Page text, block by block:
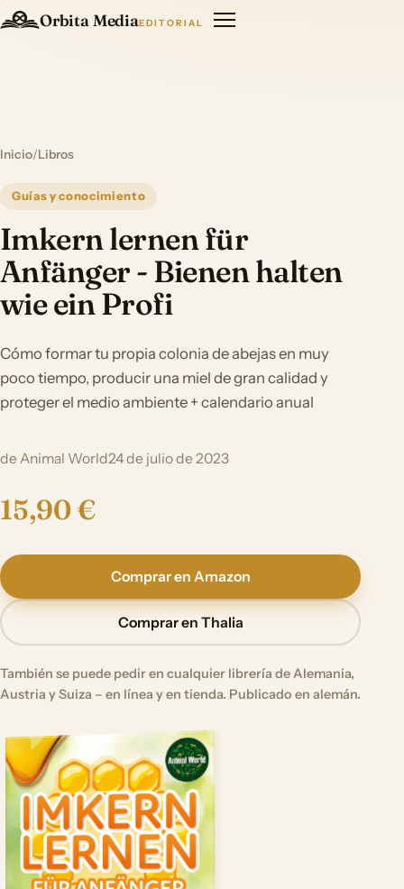
Orbita MediaEDITORIAL
Inicio/Libros
Guías y conocimiento
Imkern lernen für
Anfänger - Bienen halten
wie ein Profi
Cómo formar tu propia colonia de abejas en muy
poco tiempo, producir una miel de gran calidad y
proteger el medio ambiente + calendario anual
de Animal World24 de julio de 2023
15,90 €
Comprar en Amazon
Comprar en Thalia
También se puede pedir en cualquier librería de Alemania,
Austria y Suiza – en línea y en tienda. Publicado en alemán.